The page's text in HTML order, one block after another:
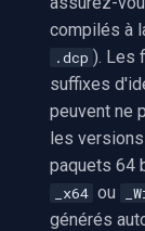
compilés à
.dcp ). Les
suffixes
peuvent ne
les
paquets 64
_x64 ou
générés